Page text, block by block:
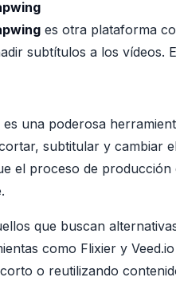
es otra plataforma
subtítulos a los vídeos.
es una poderosa
subtitular y cambiar
el proceso de
que buscan
como Flixier y
o reutilizando